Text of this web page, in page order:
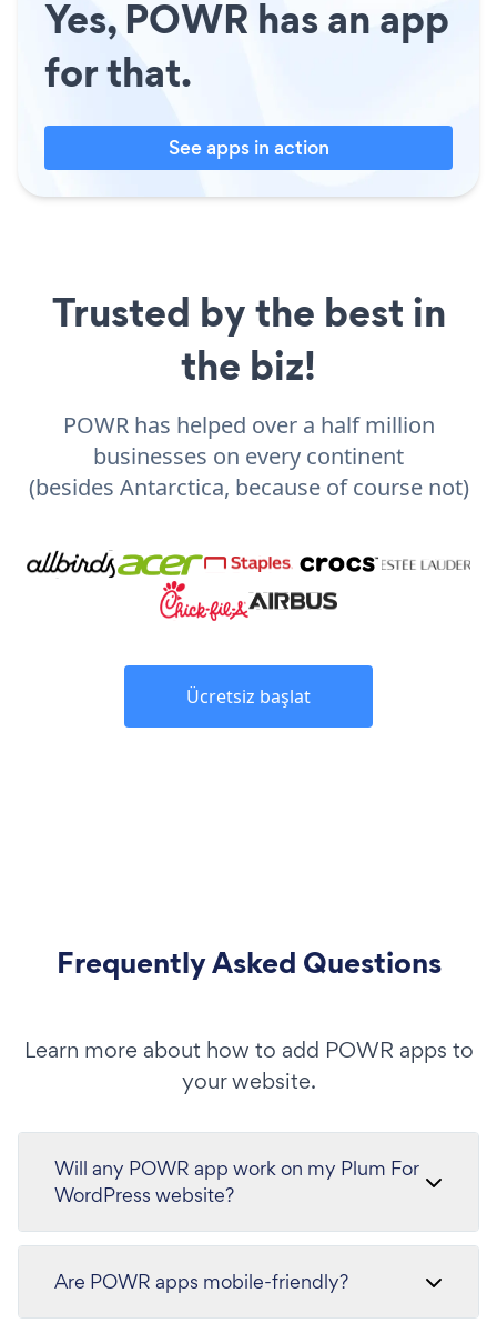
Yes, POWR has an app
for that.
See apps in action
Trusted by the best in
the biz!
POWR has helped over a half million
businesses on every continent
(besides Antarctica, because of course not)
Ücretsiz başlat
Frequently Asked Questions
Learn more about how to add POWR apps to
your website.
Will any POWR app work on my Plum For
WordPress website?
Are POWR apps mobile-friendly?